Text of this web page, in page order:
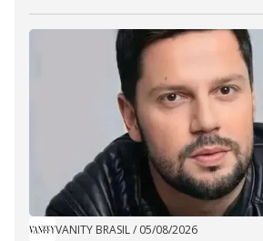
VANITY BRASIL/ 05/08/2026